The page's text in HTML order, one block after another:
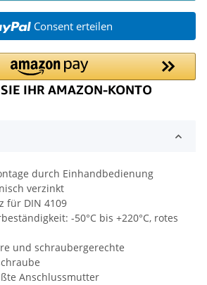
Consent erteilen
durch Einhandbedienung
verzinkt
für DIN 4109
-50°C bis +220°C, rotes
und schraubergerechte
Anschlussmutter